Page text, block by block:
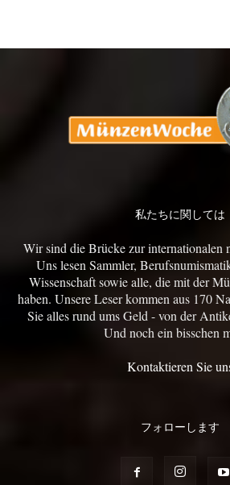
私たちに関しては
Wir sind die Brücke zur internationalen
Uns lesen Sammler,
Wissenschaft sowie alle, die mit der
haben. Unsere Leser kommen aus 170
Sie alles rund ums Geld - von der
Und noch ein bisschen
Kontaktieren Sie
フォローします